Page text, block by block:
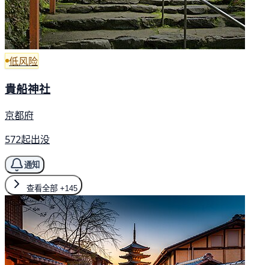
低风险
貴船神社
京都府
572起出没
通知
查看全部 +145